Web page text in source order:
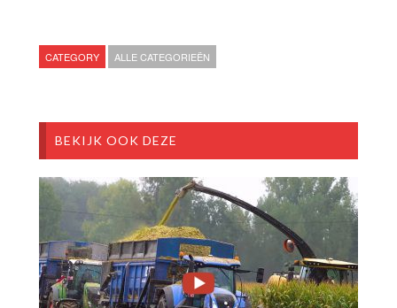
CATEGORY ALLE CATEGORIEËN
BEKIJK OOK DEZE